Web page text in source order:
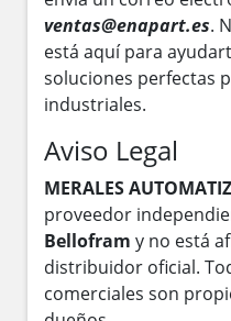
ventas@enapart.es.
está aquí para
soluciones perfectas
industriales.
Aviso Legal
MERALES
proveedor
Bellofram y no está
distribuidor oficial.
comerciales son